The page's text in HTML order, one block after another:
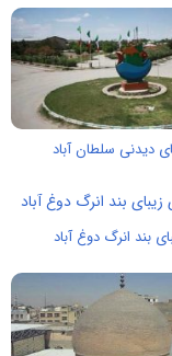
دیدنی سلطان آباد
بند انرگ دوغ آباد